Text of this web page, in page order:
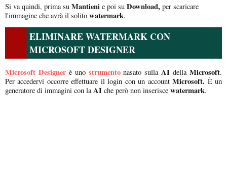
Si va quindi, prima su Mantieni e poi su Download, per scaricare
l'immagine che avrà il solito watermark.
ELIMINARE WATERMARK CON
MICROSOFT DESIGNER
Microsoft Designerè uno strumentonasato sullaAI dellaMicrosoft.
Per accedervi occorre effettuare il login con un accountMicrosoft. È un
generatore di immagini con laAI che però non inserisce watermark.